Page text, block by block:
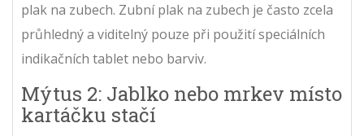
plak na zubech. Zubní plak na zubech je často zcela
průhledný a viditelný pouze při použití speciálních
indikačních tablet nebo barviv.
Mýtus 2: Jablko nebo mrkev místo
kartáčku stačí